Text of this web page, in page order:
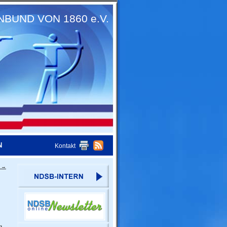
VON 1860 e.V.
Kontakt
→